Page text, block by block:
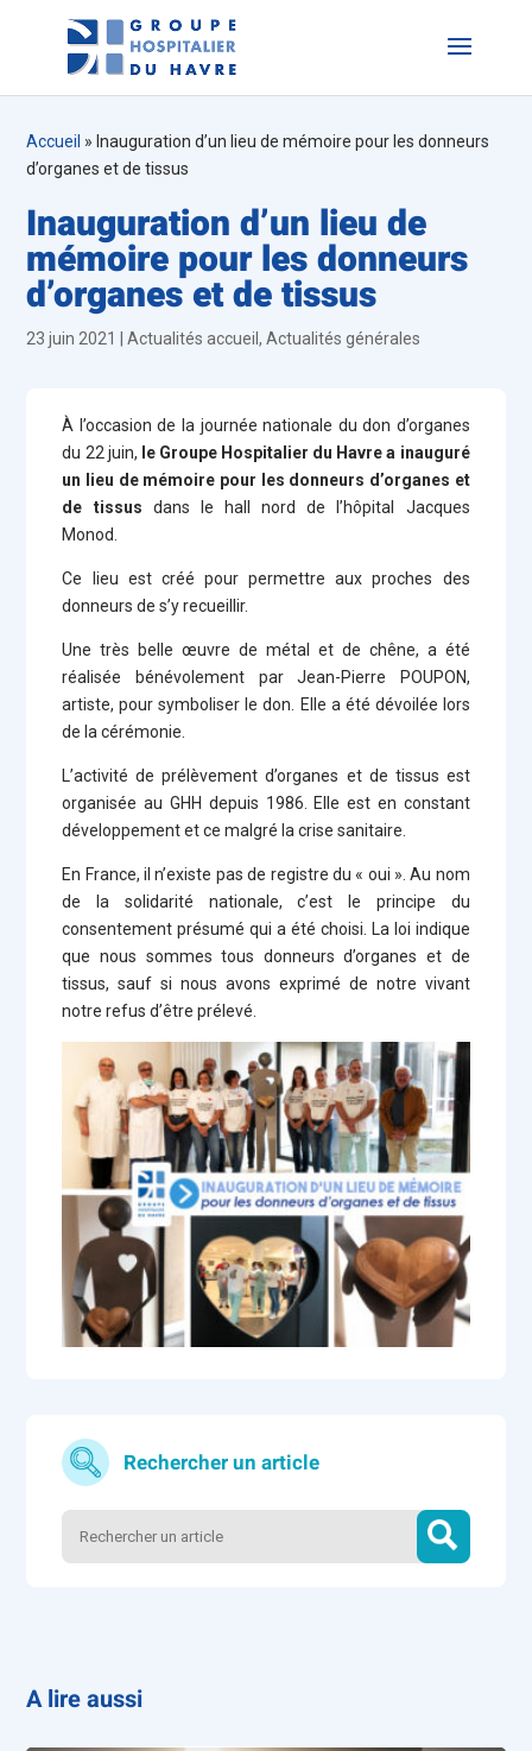
Accueil » Inauguration d’un lieu de mémoire pour les donneurs
d’organes et de tissus
Inauguration d’un lieu de
mémoire pour les donneurs
d’organes et de tissus
23 juin 2021 |Actualités accueil,Actualités générales
À l’occasion de la journée nationale du don d’organes
du 22 juin, le Groupe Hospitalier du Havre a inauguré
un lieu de mémoire pour les donneurs d’organes et
de tissus dans le hall nord de l’hôpital Jacques
Monod.
Ce lieu est créé pour permettre aux proches des
donneurs de s’y recueillir.
Une très belle œuvre de métal et de chêne, a été
réalisée bénévolement par Jean-Pierre POUPON,
artiste, pour symboliser le don. Elle a été dévoilée lors
de la cérémonie.
L’activité de prélèvement d’organes et de tissus est
organisée au GHH depuis 1986. Elle est en constant
développement et ce malgré la crise sanitaire.
En France, il n’existe pas de registre du « oui ». Au nom
de la solidarité nationale, c’est le principe du
consentement présumé qui a été choisi. La loi indique
que nous sommes tous donneurs d’organes et de
tissus, sauf si nous avons exprimé de notre vivant
notre refus d’être prélevé.
Rechercher un article
A lire aussi